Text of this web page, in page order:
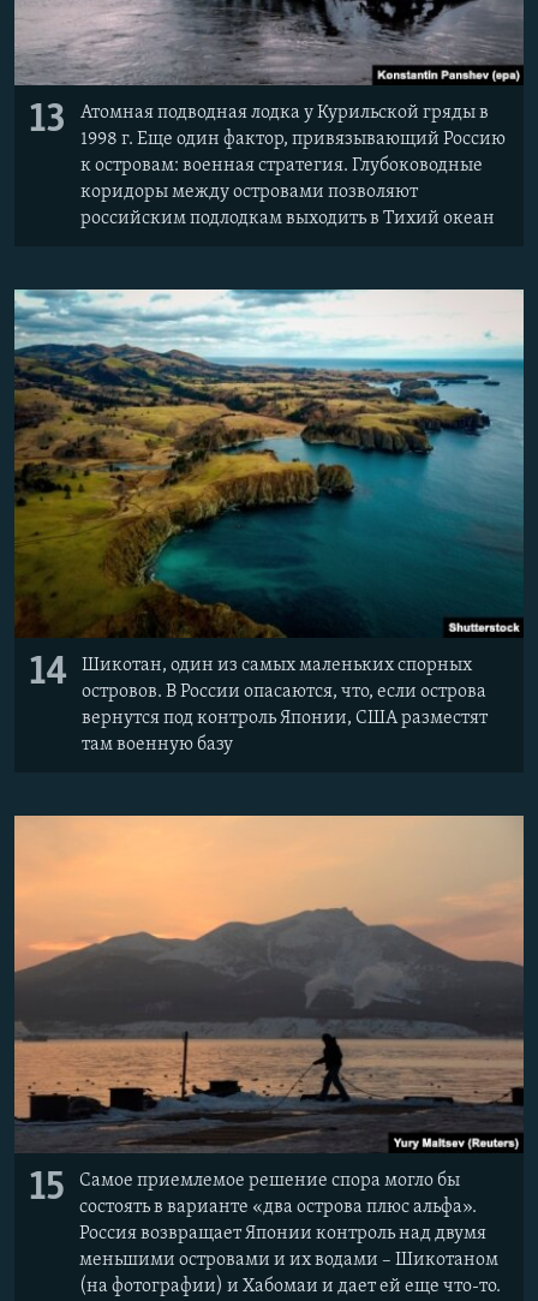
13
Атомная подводная лодка у Курильской гряды в
1998 г. Еще один фактор, привязывающий Россию
к островам: военная стратегия. Глубоководные
коридоры между островами позволяют
российским подлодкам выходить в Тихий океан
14
Шикотан, один из самых маленьких спорных
островов. В России опасаются, что, если острова
вернутся под контроль Японии, США разместят
там военную базу
15
Самое приемлемое решение спора могло бы
состоять в варианте «два острова плюс альфа».
Россия возвращает Японии контроль над двумя
меньшими островами и их водами – Шикотаном
(на фотографии) и Хабомаи и дает ей еще что-то.